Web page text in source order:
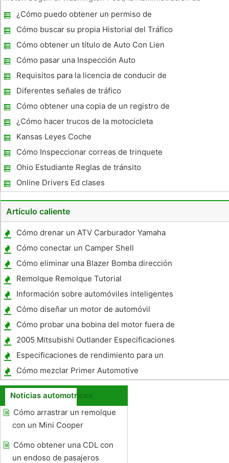
que requerirá nuevos controladores para golpear el camino
abierto y comb
¿Cómo puedo obtener un permiso de
aprendizaje por aprender en el hogar?
Cómo buscar su propia Historial del Tráfico
Corte
Cómo obtener un título de Auto Con Lien
Cómo pasar una Inspección Auto
Requisitos para la licencia de conducir de
Colorado
Diferentes señales de tráfico
Cómo obtener una copia de un registro de
conducir de Maryland
¿Cómo hacer trucos de la motocicleta
Kansas Leyes Coche
Cómo Inspeccionar correas de trinquete
Ohio Estudiante Reglas de tránsito
Online Drivers Ed clases
Artículo caliente
Cómo drenar un ATV Carburador Yamaha
Cómo conectar un Camper Shell
Cómo eliminar una Blazer Bomba dirección
asistida 2000
Remolque Remolque Tutorial
Información sobre automóviles inteligentes
Cómo diseñar un motor de automóvil
Cómo probar una bobina del motor fuera de
borda Marine
2005 Mitsubishi Outlander Especificaciones
Especificaciones de rendimiento para un
Mitsubishi Galant VR4
Cómo mezclar Primer Automotive
Noticias automotrices
Cómo arrastrar un remolque
con un Mini Cooper
Cómo obtener una CDL con
un endoso de pasajeros